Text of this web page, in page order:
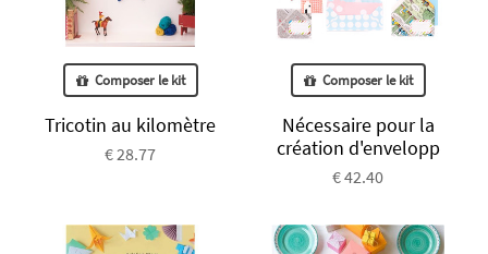
Composer le kit
Tricotin au kilomètre
€ 28.77
Composer le kit
Nécessaire pour la
création d'envelopp
€ 42.40